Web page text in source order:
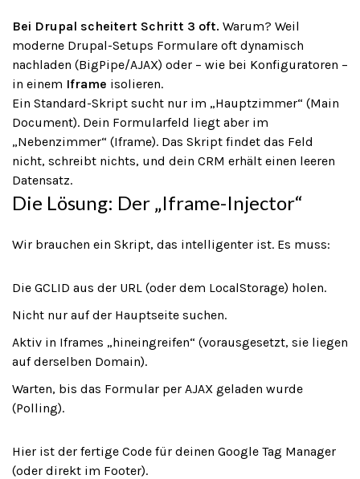
Bei Drupal scheitert Schritt 3 oft. Warum? Weil
moderne Drupal-Setups Formulare oft dynamisch
nachladen (BigPipe/AJAX) oder – wie bei Konfiguratoren –
in einem Iframe isolieren.
Ein Standard-Skript sucht nur im „Hauptzimmer“ (Main
Document). Dein Formularfeld liegt aber im
„Nebenzimmer“ (Iframe). Das Skript findet das Feld
nicht, schreibt nichts, und dein CRM erhält einen leeren
Datensatz.
Die Lösung: Der „Iframe-Injector“
Wir brauchen ein Skript, das intelligenter ist. Es muss:
Die GCLID aus der URL (oder dem LocalStorage) holen.
Nicht nur auf der Hauptseite suchen.
Aktiv in Iframes „hineingreifen“ (vorausgesetzt, sie liegen
auf derselben Domain).
Warten, bis das Formular per AJAX geladen wurde
(Polling).
Hier ist der fertige Code für deinen Google Tag Manager
(oder direkt im Footer).